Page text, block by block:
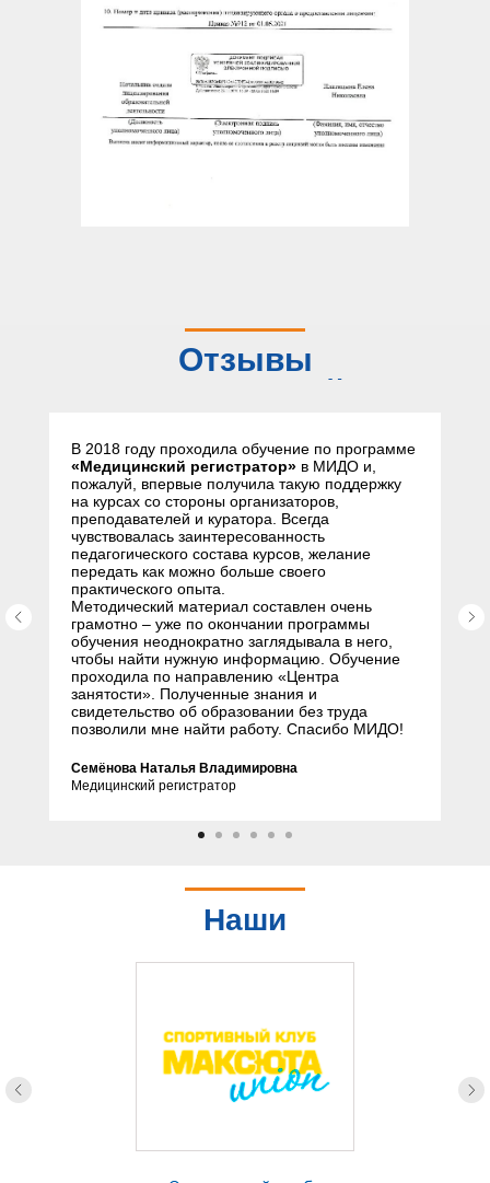
Отзывы
слушателей
В 2018 году проходила обучение по программе
«Медицинский регистратор» в МИДО и,
пожалуй, впервые получила такую поддержку
на курсах со стороны организаторов,
преподавателей и куратора. Всегда
чувствовалась заинтересованность
педагогического состава курсов, желание
передать как можно больше своего
практического опыта.
Методический материал составлен очень
грамотно – уже по окончании программы
обучения неоднократно заглядывала в него,
чтобы найти нужную информацию. Обучение
проходила по направлению «Центра
занятости». Полученные знания и
свидетельство об образовании без труда
позволили мне найти работу. Спасибо МИДО!
Семёнова Наталья Владимировна
Медицинский регистратор
Наши